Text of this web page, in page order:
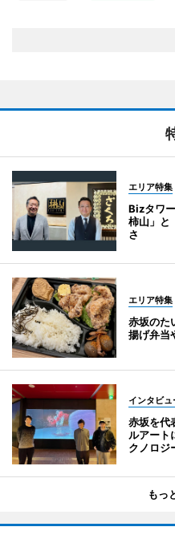
エリア特集
Bizタワ
柿山」と
さ
エリア特集
赤坂のた
揚げ弁当
インタビュ
赤坂を代
ルアー
クノロジ
もっ